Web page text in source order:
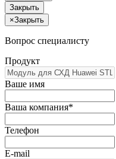
Закрыть
×Закрыть
Вопрос специалисту
Продукт
Ваше имя
Ваша компания*
Телефон
E-mail